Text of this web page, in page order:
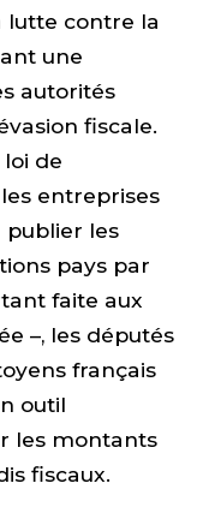
lutte contre la
une
autorités
fiscale.
de
entreprises
publier les
pays par
faite aux
–, les députés
français
outil
les montants
fiscaux.